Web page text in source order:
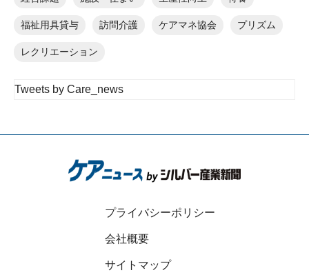
福祉用具貸与 訪問介護 ケアマネ協会 プリズム
レクリエーション
Tweets by Care_news
プライバシーポリシー
会社概要
サイトマップ